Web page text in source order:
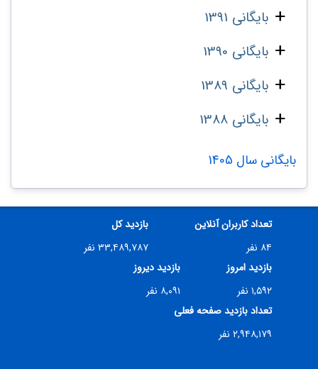
بایگانی 1391
بایگانی 1390
بایگانی 1389
بایگانی 1388
بایگانی سال 1405
تعداد کاربران آنلاین
۸۴ نفر
بازدید کل
۳۳,۴۸۹,۷۸۷ نفر
بازدید امروز
۱,۵۹۲ نفر
بازدید دیروز
۸,۰۹۱ نفر
تعداد بازدید صفحه فعلی
۲,۹۴۸,۱۷۹ نفر